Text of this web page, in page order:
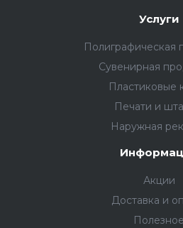
Услуги
Полиграфическая
Сувенирная
Пластиковые
Печати и
Наружная
Акции
Доставка и
Полезное